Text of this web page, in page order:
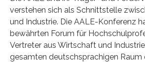
verstehen sich als Schnittstelle
und Industrie. Die AALE-Konferenz
bewährten Forum für
Vertreter aus Wirtschaft und
gesamten deutschsprachigen Raum